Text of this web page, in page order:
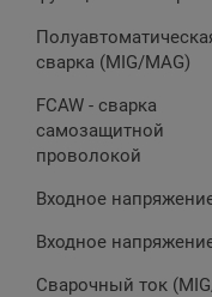
сварка (MIG/MAG)
FCAW - сварка
самозащитной
проволокой
Входное
Входное
Сварочный ток